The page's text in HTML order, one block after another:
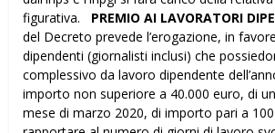
figurativa. PREMIO AI LAVORATORI
del Decreto prevede l’erogazione, in
dipendenti (giornalisti inclusi) che
complessivo da lavoro dipendente
importo non superiore a 40.000 euro, di
mese di marzo 2020, di importo pari a